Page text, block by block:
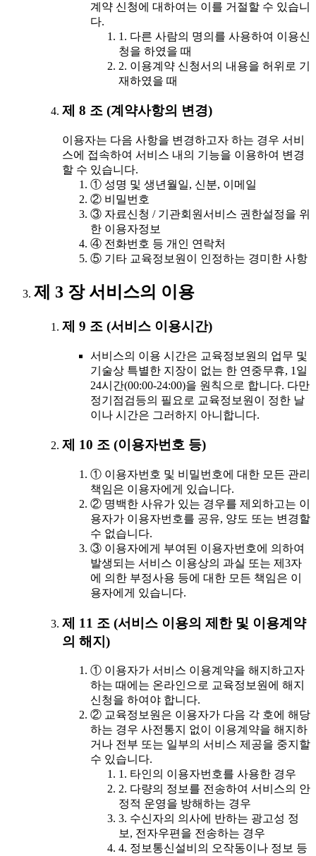
계약 신청에 대하여는 이를 거절할 수 있습니
다.
1. 다른 사람의 명의를 사용하여 이용신
청을 하였을 때
2. 이용계약 신청서의 내용을 허위로 기
재하였을 때
제 8 조 (계약사항의 변경)
이용자는 다음 사항을 변경하고자 하는 경우 서비
스에 접속하여 서비스 내의 기능을 이용하여 변경
할 수 있습니다.
① 성명 및 생년월일, 신분, 이메일
② 비밀번호
③ 자료신청 / 기관회원서비스 권한설정을 위
한 이용자정보
④ 전화번호 등 개인 연락처
⑤ 기타 교육정보원이 인정하는 경미한 사항
제 3 장 서비스의 이용
제 9 조 (서비스 이용시간)
서비스의 이용 시간은 교육정보원의 업무 및
기술상 특별한 지장이 없는 한 연중무휴, 1일
24시간(00:00-24:00)을 원칙으로 합니다. 다만
정기점검등의 필요로 교육정보원이 정한 날
이나 시간은 그러하지 아니합니다.
제 10 조 (이용자번호 등)
① 이용자번호 및 비밀번호에 대한 모든 관리
책임은 이용자에게 있습니다.
② 명백한 사유가 있는 경우를 제외하고는 이
용자가 이용자번호를 공유, 양도 또는 변경할
수 없습니다.
③ 이용자에게 부여된 이용자번호에 의하여
발생되는 서비스 이용상의 과실 또는 제3자
에 의한 부정사용 등에 대한 모든 책임은 이
용자에게 있습니다.
제 11 조 (서비스 이용의 제한 및 이용계약
의 해지)
① 이용자가 서비스 이용계약을 해지하고자
하는 때에는 온라인으로 교육정보원에 해지
신청을 하여야 합니다.
② 교육정보원은 이용자가 다음 각 호에 해당
하는 경우 사전통지 없이 이용계약을 해지하
거나 전부 또는 일부의 서비스 제공을 중지할
수 있습니다.
1. 타인의 이용자번호를 사용한 경우
2. 다량의 정보를 전송하여 서비스의 안
정적 운영을 방해하는 경우
3. 수신자의 의사에 반하는 광고성 정
보, 전자우편을 전송하는 경우
4. 정보통신설비의 오작동이나 정보 등